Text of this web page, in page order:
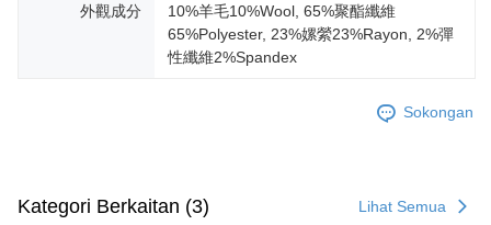
外觀成分
10%羊毛10%Wool, 65%聚酯纖維
65%Polyester, 23%嫘縈23%Rayon, 2%彈
性纖維2%Spandex
Sokongan
Kategori Berkaitan (3) Lihat Semua